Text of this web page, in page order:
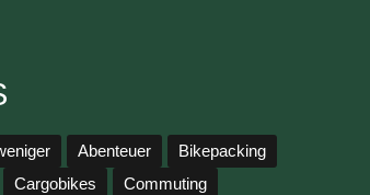
Abenteuer
Bikepacking
Cargobikes
Commuting